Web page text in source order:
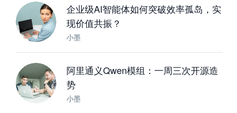
企业级AI智能体如何突破效率孤岛，实
现价值共振？
小墨
阿里通义Qwen模组：一周三次开源造
势
小墨